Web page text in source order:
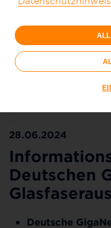
Deutsche GigaNetz
28.06.2024
Deutschen
Deutsche